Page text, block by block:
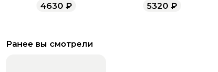
4630 ₽ 5320 ₽
Ранее вы смотрели